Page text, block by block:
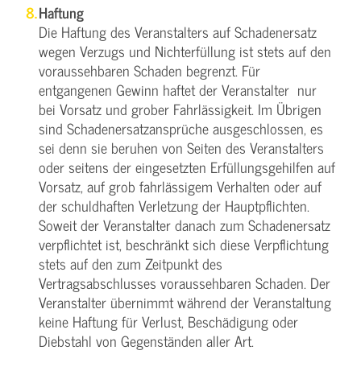
Haftung
Die Haftung des Veranstalters auf Schadenersatz
wegen Verzugs und Nichterfüllung ist stets auf den
voraussehbaren Schaden begrenzt. Für
entgangenen Gewinn haftet der Veranstalter nur
bei Vorsatz und grober Fahrlässigkeit. Im Übrigen
sind Schadenersatzansprüche ausgeschlossen, es
sei denn sie beruhen von Seiten des Veranstalters
oder seitens der eingesetzten Erfüllungsgehilfen auf
Vorsatz, auf grob fahrlässigem Verhalten oder auf
der schuldhaften Verletzung der Hauptpflichten.
Soweit der Veranstalter danach zum Schadenersatz
verpflichtet ist, beschränkt sich diese Verpflichtung
stets auf den zum Zeitpunkt des
Vertragsabschlusses voraussehbaren Schaden. Der
Veranstalter übernimmt während der Veranstaltung
keine Haftung für Verlust, Beschädigung oder
Diebstahl von Gegenständen aller Art.